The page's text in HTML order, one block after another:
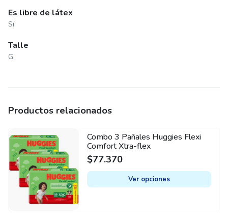
Es libre de látex
Sí
Talle
G
Productos relacionados
Combo 3 Pañales Huggies Flexi
Comfort Xtra-flex
$77.370
Ver opciones
This
product
has
multiple
variants.